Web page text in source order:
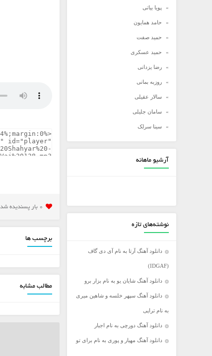
پویا بیاتی
حامد همایون
حمید صفت
حمید عسکری
رضا یزدانی
روزبه بمانی
سالار عقیلی
سامان جلیلی
سینا سرلک
شادمهر عقیلی
آرشیو ماهانه
نوشته‌های تازه
دانلود آهنگ آرتا به نام آی دی گاف
(IDGAF)
دانلود آهنگ شایان یو به نام بزار برو
دانلود آهنگ سپهر خلسه و شاهین میری
به نام تراپی
دانلود آهنگ دورچی به نام اجبار
دانلود آهنگ مهیار و پوری به نام برای تو
0 بار پسنديده شده است
برچسب ها
مطالب مشابه